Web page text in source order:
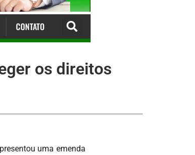
CONTATO
os direitos
uma emenda